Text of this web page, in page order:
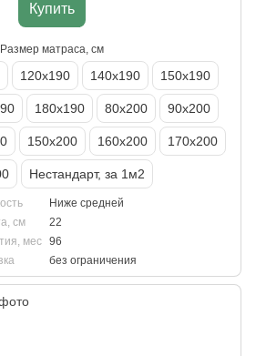
Купить
Размер матраса, см
120х190 140х190 150х190
180х190 80х200 90х200
150х200 160х200 170х200
Нестандарт, за 1м2
Ниже средней
см
22
мес
96
без ограничения